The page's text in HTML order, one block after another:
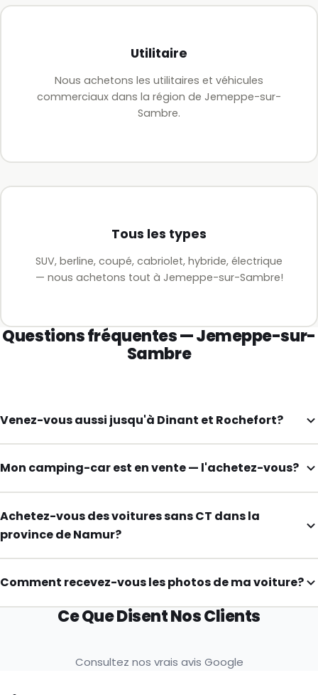
Utilitaire
Nous achetons les utilitaires et véhicules
commerciaux dans la région de Jemeppe-sur-
Sambre.
Tous les types
SUV, berline, coupé, cabriolet, hybride, électrique
— nous achetons tout à Jemeppe-sur-Sambre!
Questions fréquentes — Jemeppe-sur-
Sambre
Venez-vous aussi jusqu'à Dinant et Rochefort?
Mon camping-car est en vente — l'achetez-vous?
Achetez-vous des voitures sans CT dans la
province de Namur?
Comment recevez-vous les photos de ma voiture?
Ce Que Disent Nos Clients
Consultez nos vrais avis Google